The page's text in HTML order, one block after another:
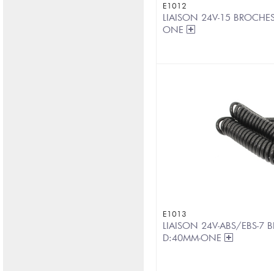
E1012
LIAISON 24V-15
ONE
E1013
LIAISON 24V-ABS/EBS-7
D:40MM-ONE